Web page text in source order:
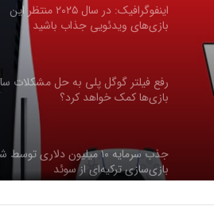
اینفوگرافیک: در سال ۲۰۲۵ منتظر این
بازی‌های ویدئویی جذاب باشید
رفع فیلتر گوگل پلی به حل مشکلات
بازی‌ها کمک خواهد کرد؟
جذب سرمایه ۱۰ میلیون دلاری
بازی‌سازی ترکیه‌ای از سوئد